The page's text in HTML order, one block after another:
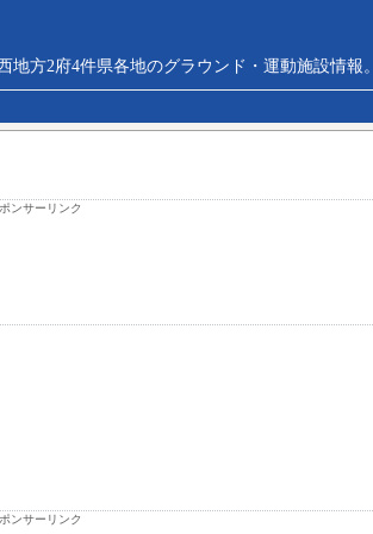
方2府4件県各地のグラウンド・運動施設情報。
ンサーリンク
ンサーリンク